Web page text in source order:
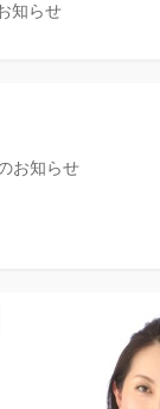
知らせ
お知らせ